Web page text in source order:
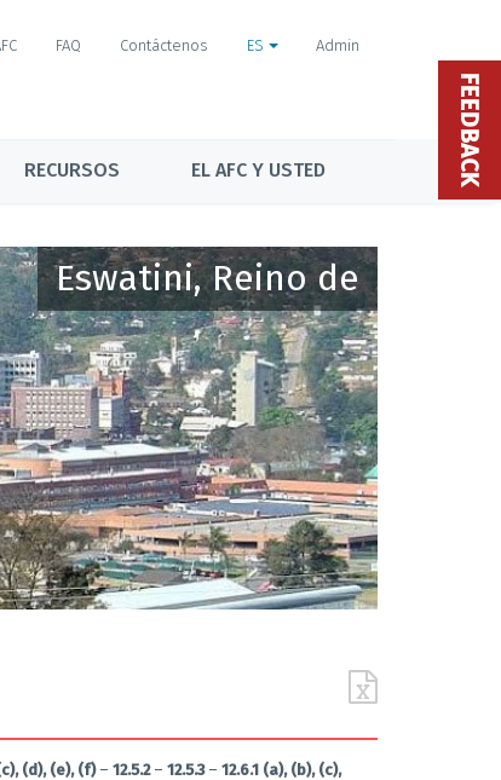
FAQ Contáctenos ES Admin
RECURSOS EL AFC Y USTED
Eswatini, Reino de
(d), (e), (f)– 12.5.2– 12.5.3– 12.6.1 (a), (b), (c),
FEEDBACK